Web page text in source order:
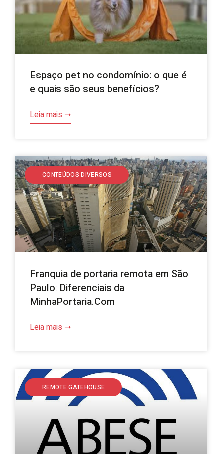
Espaço pet no condomínio: o que é
e quais são seus benefícios?
Leia mais ➝
CONTEÚDOS DIVERSOS
Franquia de portaria remota em São
Paulo: Diferenciais da
MinhaPortaria.Com
Leia mais ➝
REMOTE GATEHOUSE